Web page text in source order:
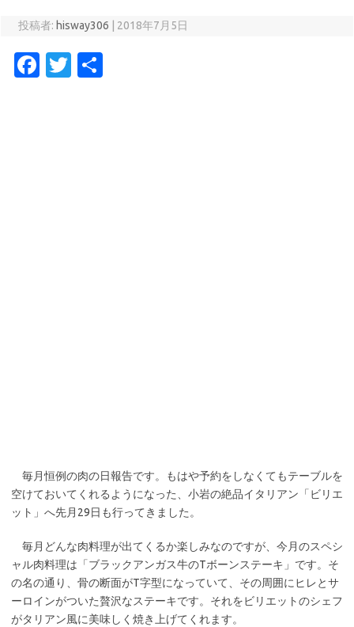
投稿者: hisway306 2018年7月5日
Fa
T
毎月恒例の肉の日報告です。もはや予約をしなくてもテーブルを
空けておいてくれるようになった、小岩の絶品イタリアン「ビリエ
ット」へ先月29日も行ってきました。
毎月どんな肉料理が出てくるか楽しみなのですが、今月のスペシ
ャル肉料理は「ブラックアンガス牛のTボーンステーキ」です。そ
の名の通り、骨の断面がT字型になっていて、その周囲にヒレとサ
ーロインがついた贅沢なステーキです。それをビリエットのシェフ
がタリアン風に美味しく焼き上げてくれます。